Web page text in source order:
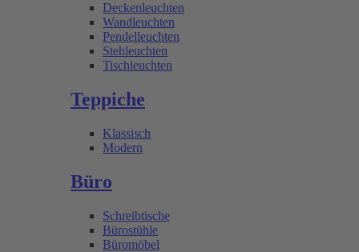
Deckenleuchten
Wandleuchten
Pendelleuchten
Stehleuchten
Tischleuchten
Teppiche
Klassisch
Modern
Büro
Schreibtische
Bürostühle
Büromöbel